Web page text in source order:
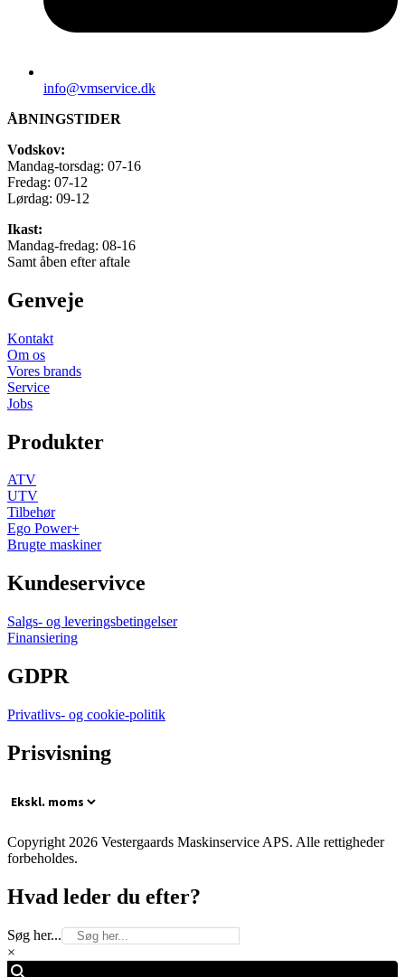
info@vmservice.dk
ÅBNINGSTIDER
Vodskov:
Mandag-torsdag: 07-16
Fredag: 07-12
Lørdag: 09-12
Ikast:
Mandag-fredag: 08-16
Samt åben efter aftale
Genveje
Kontakt
Om os
Vores brands
Service
Jobs
Produkter
ATV
UTV
Tilbehør
Ego Power+
Brugte maskiner
Kundeservivce
Salgs- og leveringsbetingelser
Finansiering
GDPR
Privatlivs- og cookie-politik
Prisvisning
Copyright 2026 Vestergaards Maskinservice APS. Alle rettigheder
forbeholdes.
Hvad leder du efter?
Søg her...
×